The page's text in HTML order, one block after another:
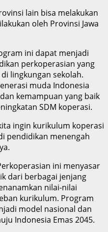
lain bisa melakukan
oleh Provinsi Jawa
ini dapat menjadi
perkoperasian yang
lingkungan sekolah.
muda Indonesia
kemampuan yang baik
SDM koperasi.
ingin kurikulum koperasi
pendidikan menengah
ini menyasar
dari berbagai jenjang
nilai-nilai
kurikulum. Program
model nasional dan
Indonesia Emas 2045.